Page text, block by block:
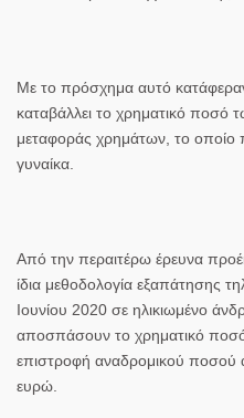
Με το πρόσχημα αυτό
καταβάλλει το χρηματικό ποσό
μεταφοράς χρημάτων, το
γυναίκα.
Από την περαιτέρω έρευνα
ίδια μεθοδολογία εξαπάτησης
Ιουνίου 2020 σε ηλικιωμένο
αποσπάσουν το χρηματικό
επιστροφή αναδρομικού
ευρώ